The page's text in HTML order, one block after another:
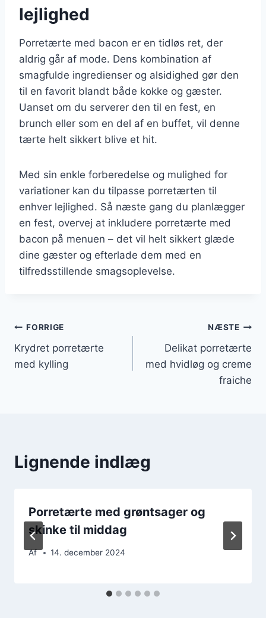
lejlighed
Porretærte med bacon er en tidløs ret, der
aldrig går af mode. Dens kombination af
smagfulde ingredienser og alsidighed gør den
til en favorit blandt både kokke og gæster.
Uanset om du serverer den til en fest, en
brunch eller som en del af en buffet, vil denne
tærte helt sikkert blive et hit.
Med sin enkle forberedelse og mulighed for
variationer kan du tilpasse porretærten til
enhver lejlighed. Så næste gang du planlægger
en fest, overvej at inkludere porretærte med
bacon på menuen – det vil helt sikkert glæde
dine gæster og efterlade dem med en
tilfredsstillende smagsoplevelse.
Indlægsnavigation
FORRIGE
Krydret porretærte
med kylling
NÆSTE
Delikat porretærte
med hvidløg og creme
fraiche
Lignende indlæg
Porretærte med grøntsager og
skinke til middag
Af 14. december 2024